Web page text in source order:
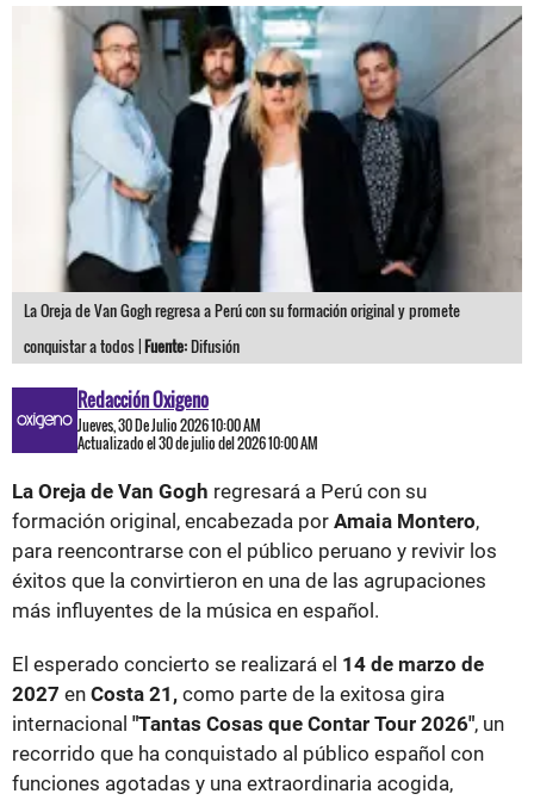
La Oreja de Van Gogh regresa a Perú con su formación original y promete
conquistar a todos |Fuente:Difusión
Redacción Oxigeno
Jueves, 30 De Julio 2026 10:00 AM
Actualizado el 30 de julio del 2026 10:00 AM
La Oreja de Van Gogh regresará a Perú con su
formación original, encabezada por Amaia Montero,
para reencontrarse con el público peruano y revivir los
éxitos que la convirtieron en una de las agrupaciones
más influyentes de la música en español.
El esperado concierto se realizará el 14 de marzo de
2027 en Costa 21, como parte de la exitosa gira
internacional "Tantas Cosas que Contar Tour 2026", un
recorrido que ha conquistado al público español con
funciones agotadas y una extraordinaria acogida,